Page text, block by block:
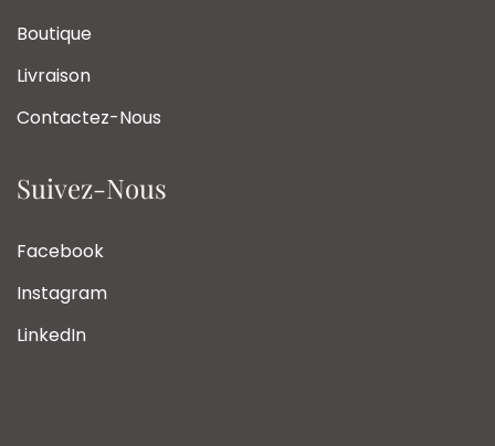
Boutique
Livraison
Contactez-Nous
Suivez-Nous
Facebook
Instagram
LinkedIn